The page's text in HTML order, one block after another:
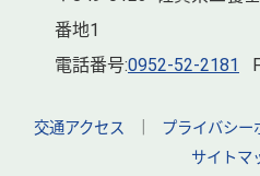
番地1
電話番号:0952-52-2181
交通アクセス プライバシー
サイトマ